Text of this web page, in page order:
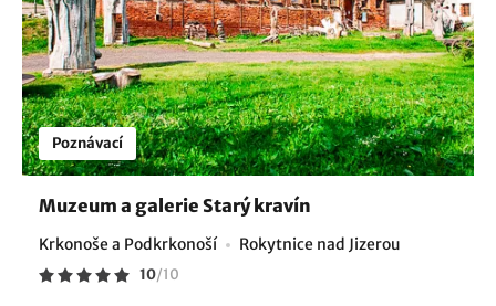
Poznávací
Muzeum a galerie Starý kravín
Krkonoše a Podkrkonoší Rokytnice nad Jizerou
10/10